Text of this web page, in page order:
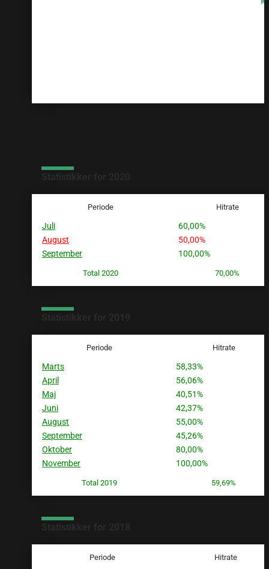
Periode Hitrate
Juli
60,00%
August
50,00%
September
100,00%
Total 2020 70,00%
Periode Hitrate
Marts
58,33%
April
56,06%
Maj
40,51%
Juni
42,37%
August
55,00%
September
45,26%
Oktober
80,00%
November
100,00%
Total 2019 59,69%
Periode Hitrate